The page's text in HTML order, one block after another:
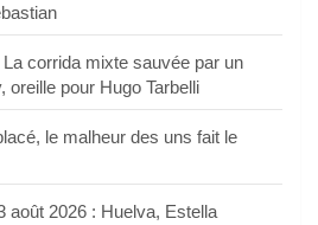
corrida mixte sauvée par un
oreille pour Hugo Tarbelli
le malheur des uns fait le
août 2026 : Huelva, Estella